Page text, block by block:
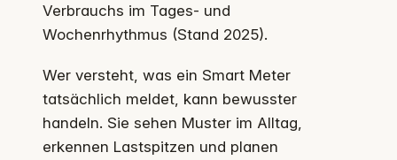
Verbrauchs im Tages- und
Wochenrhythmus (Stand 2025).
Wer versteht, was ein Smart Meter
tatsächlich meldet, kann bewusster
handeln. Sie sehen Muster im Alltag,
erkennen Lastspitzen und planen